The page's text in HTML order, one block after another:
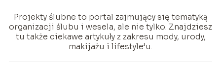
Projekty ślubne to portal zajmujący się tematyką
organizacji ślubu i wesela, ale nie tylko. Znajdziesz
tu także ciekawe artykuły z zakresu mody, urody,
makijażu i lifestyle’u.